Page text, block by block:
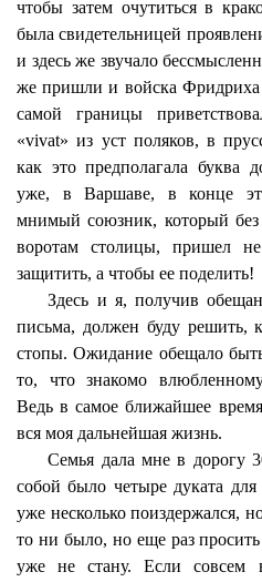
чтобы затем очутиться в
была свидетельницей
и здесь же звучало
же пришли и войска
самой границы
«vivat» из уст поляков, в
как это предполагала буква
уже, в Варшаве, в конце
мнимый союзник, который без
воротам столицы, пришел
защитить, а чтобы ее поделить!
Здесь и я, получив
письма, должен буду решить,
стопы. Ожидание обещало
то, что знакомо
Ведь в самое ближайшее
вся моя дальнейшая жизнь.
Семья дала мне в дорогу
собой было четыре дуката
уже несколько поиздержался,
то ни было, но еще раз
уже не стану. Если совсем